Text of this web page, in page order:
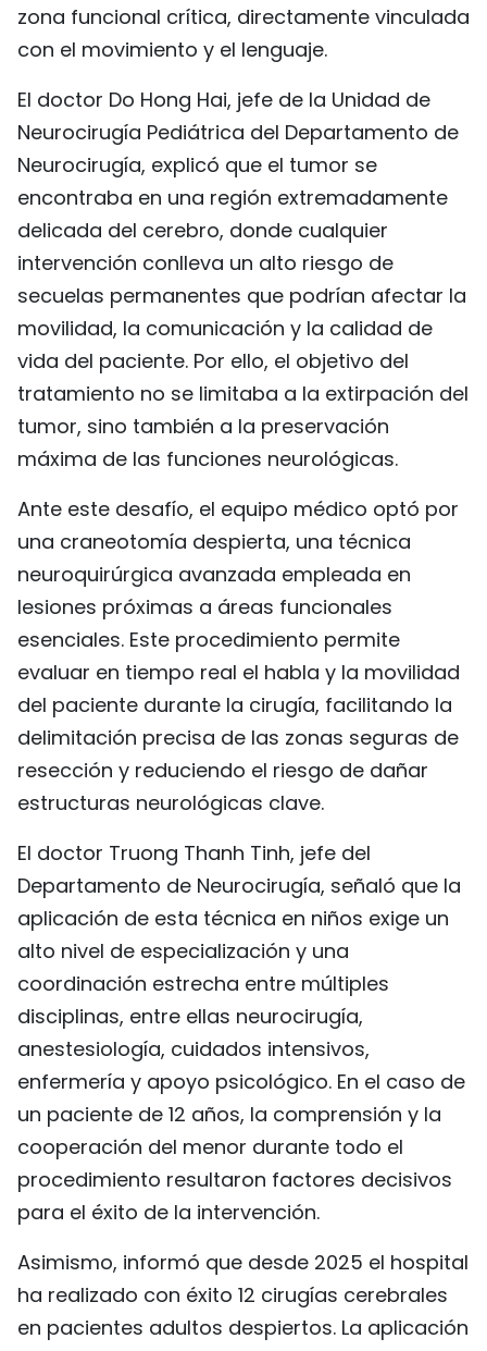
zona funcional crítica, directamente vinculada
con el movimiento y el lenguaje.
El doctor Do Hong Hai, jefe de la Unidad de
Neurocirugía Pediátrica del Departamento de
Neurocirugía, explicó que el tumor se
encontraba en una región extremadamente
delicada del cerebro, donde cualquier
intervención conlleva un alto riesgo de
secuelas permanentes que podrían afectar la
movilidad, la comunicación y la calidad de
vida del paciente. Por ello, el objetivo del
tratamiento no se limitaba a la extirpación del
tumor, sino también a la preservación
máxima de las funciones neurológicas.
Ante este desafío, el equipo médico optó por
una craneotomía despierta, una técnica
neuroquirúrgica avanzada empleada en
lesiones próximas a áreas funcionales
esenciales. Este procedimiento permite
evaluar en tiempo real el habla y la movilidad
del paciente durante la cirugía, facilitando la
delimitación precisa de las zonas seguras de
resección y reduciendo el riesgo de dañar
estructuras neurológicas clave.
El doctor Truong Thanh Tinh, jefe del
Departamento de Neurocirugía, señaló que la
aplicación de esta técnica en niños exige un
alto nivel de especialización y una
coordinación estrecha entre múltiples
disciplinas, entre ellas neurocirugía,
anestesiología, cuidados intensivos,
enfermería y apoyo psicológico. En el caso de
un paciente de 12 años, la comprensión y la
cooperación del menor durante todo el
procedimiento resultaron factores decisivos
para el éxito de la intervención.
Asimismo, informó que desde 2025 el hospital
ha realizado con éxito 12 cirugías cerebrales
en pacientes adultos despiertos. La aplicación